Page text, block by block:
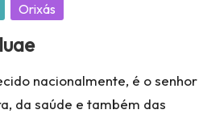
Orixás
nacionalmente, é o senhor
da saúde e também das